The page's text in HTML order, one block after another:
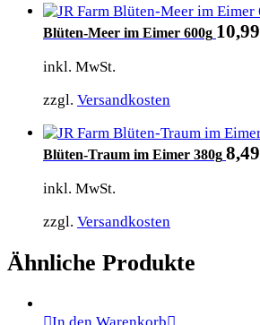
Blüten-Meer im Eimer 600g 10,99
inkl. MwSt.
zzgl. Versandkosten
Blüten-Traum im Eimer 380g 8,49
inkl. MwSt.
zzgl. Versandkosten
Ähnliche Produkte